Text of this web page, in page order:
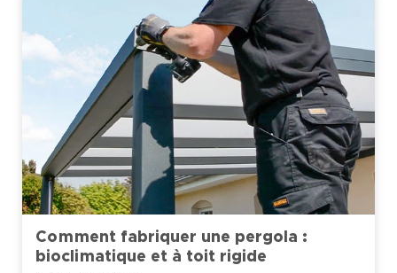
Comment fabriquer une pergola :
bioclimatique et à toit rigide